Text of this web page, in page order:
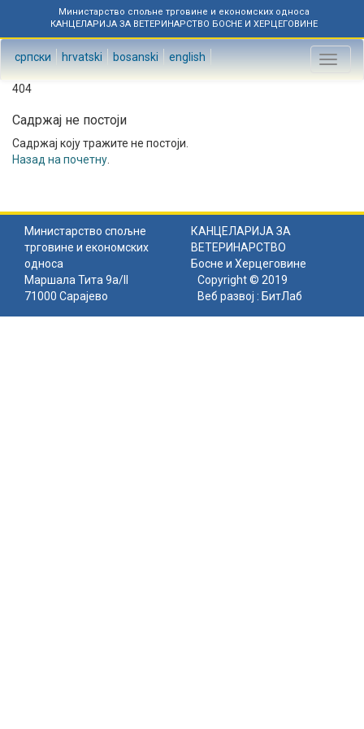
Министарство спољне трговине и економских односа
КАНЦЕЛАРИЈА ЗА ВЕТЕРИНАРСТВО БОСНЕ И ХЕРЦЕГОВИНЕ
српски hrvatski bosanski english
Toggle
404
Садржај не постоји
Садржај коју тражите не постоји.
Назад на почетну
Министарство спољне
трговине и економских
односа
КАНЦЕЛАРИЈА ЗА
ВЕТЕРИНАРСТВО
Босне и Херцеговине
Маршала Тита 9а/II
71000 Сарајево
Copyright © 2019
Веб развој : БитЛаб